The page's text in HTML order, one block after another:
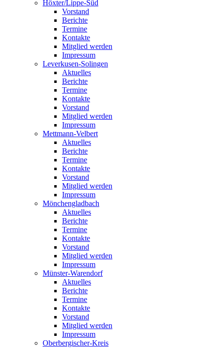
Höxter/Lippe-Süd
Vorstand
Berichte
Termine
Kontakte
Mitglied werden
Impressum
Leverkusen-Solingen
Aktuelles
Berichte
Termine
Kontakte
Vorstand
Mitglied werden
Impressum
Mettmann-Velbert
Aktuelles
Berichte
Termine
Kontakte
Vorstand
Mitglied werden
Impressum
Mönchengladbach
Aktuelles
Berichte
Termine
Kontakte
Vorstand
Mitglied werden
Impressum
Münster-Warendorf
Aktuelles
Berichte
Termine
Kontakte
Vorstand
Mitglied werden
Impressum
Oberbergischer-Kreis